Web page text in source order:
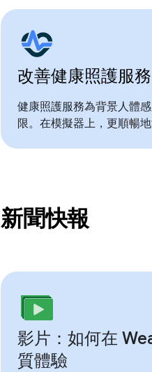
改善健康照護服務
健康照護服務為背景人體
限。在模擬器上，更順暢
新聞快報
影片：如何在
質體驗